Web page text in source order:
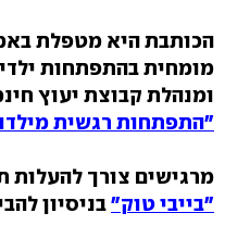
ומנהלת קבוצת יעוץ
"התפתחות רגשית
מרגישים צורך להעלות
"בייבי טוק"בניסיון